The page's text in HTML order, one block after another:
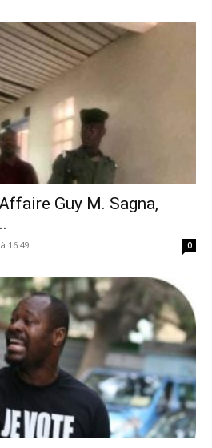
Guy M. Sagna,
16:49 0